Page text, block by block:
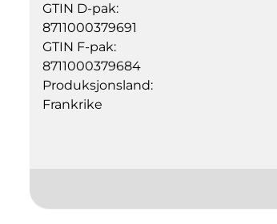
GTIN D-pak:
8711000379691
GTIN F-pak:
8711000379684
Produksjonsland:
Frankrike